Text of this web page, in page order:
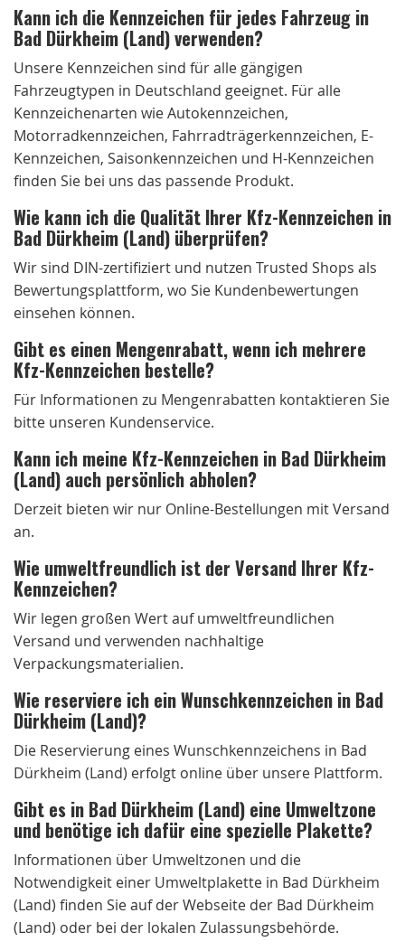
Kann ich die Kennzeichen für jedes Fahrzeug in
Bad Dürkheim (Land) verwenden?
Unsere Kennzeichen sind für alle gängigen
Fahrzeugtypen in Deutschland geeignet. Für alle
Kennzeichenarten wie Autokennzeichen,
Motorradkennzeichen, Fahrradträgerkennzeichen, E-
Kennzeichen, Saisonkennzeichen und H-Kennzeichen
finden Sie bei uns das passende Produkt.
Wie kann ich die Qualität Ihrer Kfz-Kennzeichen in
Bad Dürkheim (Land) überprüfen?
Wir sind DIN-zertifiziert und nutzen Trusted Shops als
Bewertungsplattform, wo Sie Kundenbewertungen
einsehen können.
Gibt es einen Mengenrabatt, wenn ich mehrere
Kfz-Kennzeichen bestelle?
Für Informationen zu Mengenrabatten kontaktieren Sie
bitte unseren Kundenservice.
Kann ich meine Kfz-Kennzeichen in Bad Dürkheim
(Land) auch persönlich abholen?
Derzeit bieten wir nur Online-Bestellungen mit Versand
an.
Wie umweltfreundlich ist der Versand Ihrer Kfz-
Kennzeichen?
Wir legen großen Wert auf umweltfreundlichen
Versand und verwenden nachhaltige
Verpackungsmaterialien.
Wie reserviere ich ein Wunschkennzeichen in Bad
Dürkheim (Land)?
Die Reservierung eines Wunschkennzeichens in Bad
Dürkheim (Land) erfolgt online über unsere Plattform.
Gibt es in Bad Dürkheim (Land) eine Umweltzone
und benötige ich dafür eine spezielle Plakette?
Informationen über Umweltzonen und die
Notwendigkeit einer Umweltplakette in Bad Dürkheim
(Land) finden Sie auf der Webseite der Bad Dürkheim
(Land) oder bei der lokalen Zulassungsbehörde.